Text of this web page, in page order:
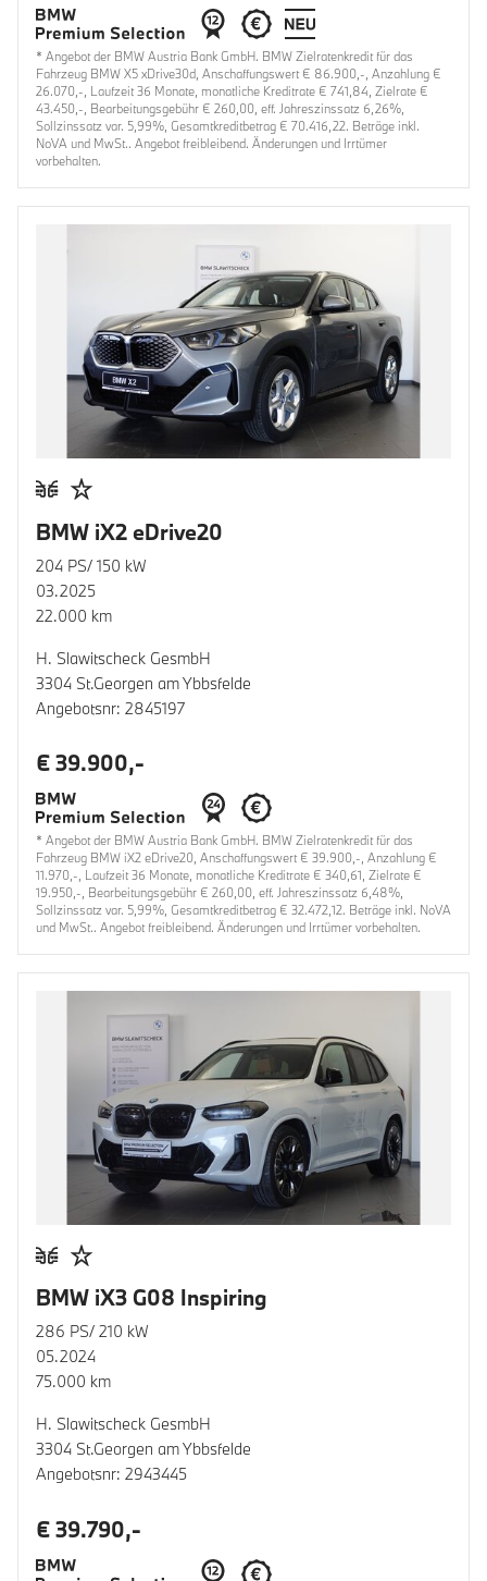
* Angebot der BMW Austria Bank GmbH. BMW Zielratenkredit für das
Fahrzeug BMW X5 xDrive30d, Anschaffungswert € 86.900,-, Anzahlung €
26.070,-, Laufzeit 36 Monate, monatliche Kreditrate € 741,84, Zielrate €
43.450,-, Bearbeitungsgebühr € 260,00, eff. Jahreszinssatz 6,26%,
Sollzinssatz var. 5,99%, Gesamtkreditbetrag € 70.416,22. Beträge inkl.
NoVA und MwSt.. Angebot freibleibend. Änderungen und Irrtümer
vorbehalten.
BMW iX2 eDrive20
204 PS/ 150 kW
03.2025
22.000 km
H. Slawitscheck GesmbH
3304 St.Georgen am Ybbsfelde
Angebotsnr: 2845197
€ 39.900,-
* Angebot der BMW Austria Bank GmbH. BMW Zielratenkredit für das
Fahrzeug BMW iX2 eDrive20, Anschaffungswert € 39.900,-, Anzahlung €
11.970,-, Laufzeit 36 Monate, monatliche Kreditrate € 340,61, Zielrate €
19.950,-, Bearbeitungsgebühr € 260,00, eff. Jahreszinssatz 6,48%,
Sollzinssatz var. 5,99%, Gesamtkreditbetrag € 32.472,12. Beträge inkl. NoVA
und MwSt.. Angebot freibleibend. Änderungen und Irrtümer vorbehalten.
BMW iX3 G08 Inspiring
286 PS/ 210 kW
05.2024
75.000 km
H. Slawitscheck GesmbH
3304 St.Georgen am Ybbsfelde
Angebotsnr: 2943445
€ 39.790,-